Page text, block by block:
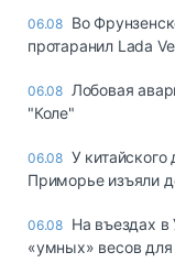
06.08 Во
протаранил Lada
06.08 Лобовая
"Коле"
06.08 У
Приморье изъяли
06.08 Ha въeздax
«yмныx» вecoв